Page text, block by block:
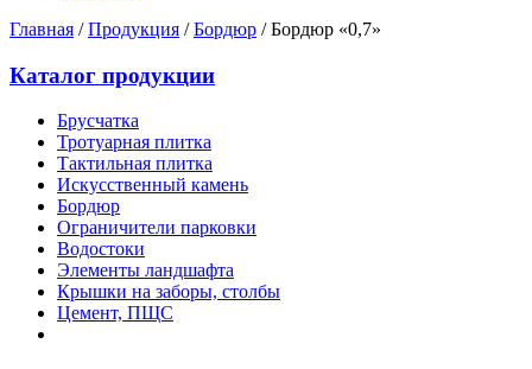
Главная /Продукция /Бордюр /Бордюр «0,7»
Каталог продукции
Брусчатка
Тротуарная плитка
Тактильная плитка
Искусственный камень
Бордюр
Ограничители парковки
Водостоки
Элементы ландшафта
Крышки на заборы, столбы
Цемент, ПЩС